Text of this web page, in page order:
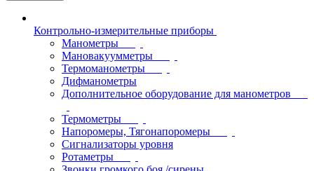
Контрольно-измерительные приборы
Манометры
Мановакуумметры
Термоманометры
Дифманометры
Дополнительное оборудование для манометров
Термометры
Напоромеры, Тягонапоромеры
Сигнализаторы уровня
Ротаметры